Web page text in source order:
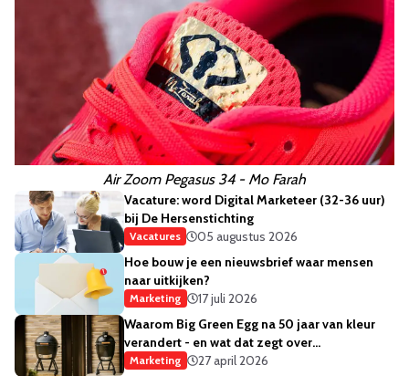
Air Zoom Pegasus 34 - Mo Farah
Vacature: word Digital Marketeer (32-36 uur)
bij De Hersenstichting
Vacatures
05 augustus 2026
Hoe bouw je een nieuwsbrief waar mensen
naar uitkijken?
Marketing
17 juli 2026
Waarom Big Green Egg na 50 jaar van kleur
verandert - en wat dat zegt over
merkstrategie
Marketing
27 april 2026